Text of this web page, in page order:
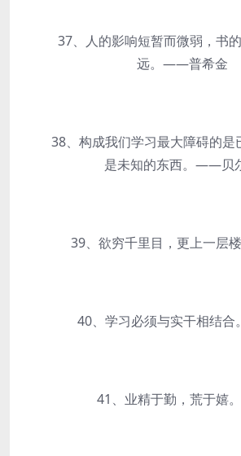
37、人的影响短暂而微弱，书的
远。——普希金
38、构成我们学习最大障碍的是
是未知的东西。——贝
39、欲穷千里目，更上一层
40、学习必须与实干相结
41、业精于勤，荒于嬉